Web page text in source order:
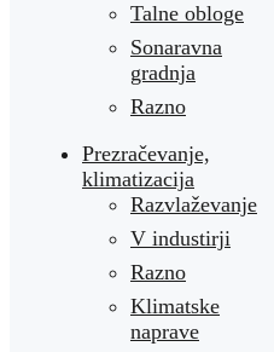
Talne obloge
Sonaravna
gradnja
Razno
Prezračevanje,
klimatizacija
Razvlaževanje
V industirji
Razno
Klimatske
naprave